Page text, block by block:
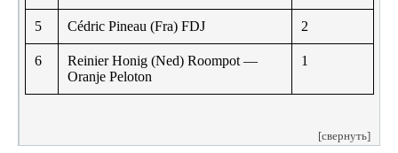
5 Cédric Pineau (Fra) FDJ 2
6
Reinier Honig (Ned) Roompot —
Oranje Peloton
1
[свернуть]